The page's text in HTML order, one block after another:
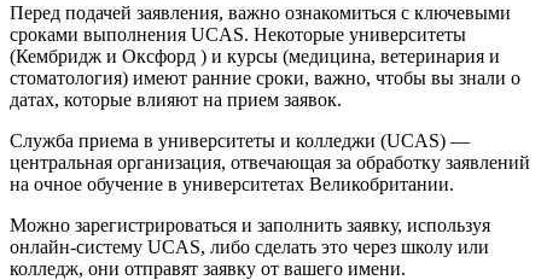
Перед подачей заявления, важно ознакомиться с ключевыми
сроками выполнения UCAS. Некоторые университеты
(Кембридж и Оксфорд ) и курсы (медицина, ветеринария и
стоматология) имеют ранние сроки, важно, чтобы вы знали о
датах, которые влияют на прием заявок.
Служба приема в университеты и колледжи (UCAS) —
центральная организация, отвечающая за обработку заявлений
на очное обучение в университетах Великобритании.
Можно зарегистрироваться и заполнить заявку, используя
онлайн-систему UCAS, либо сделать это через школу или
колледж, они отправят заявку от вашего имени.